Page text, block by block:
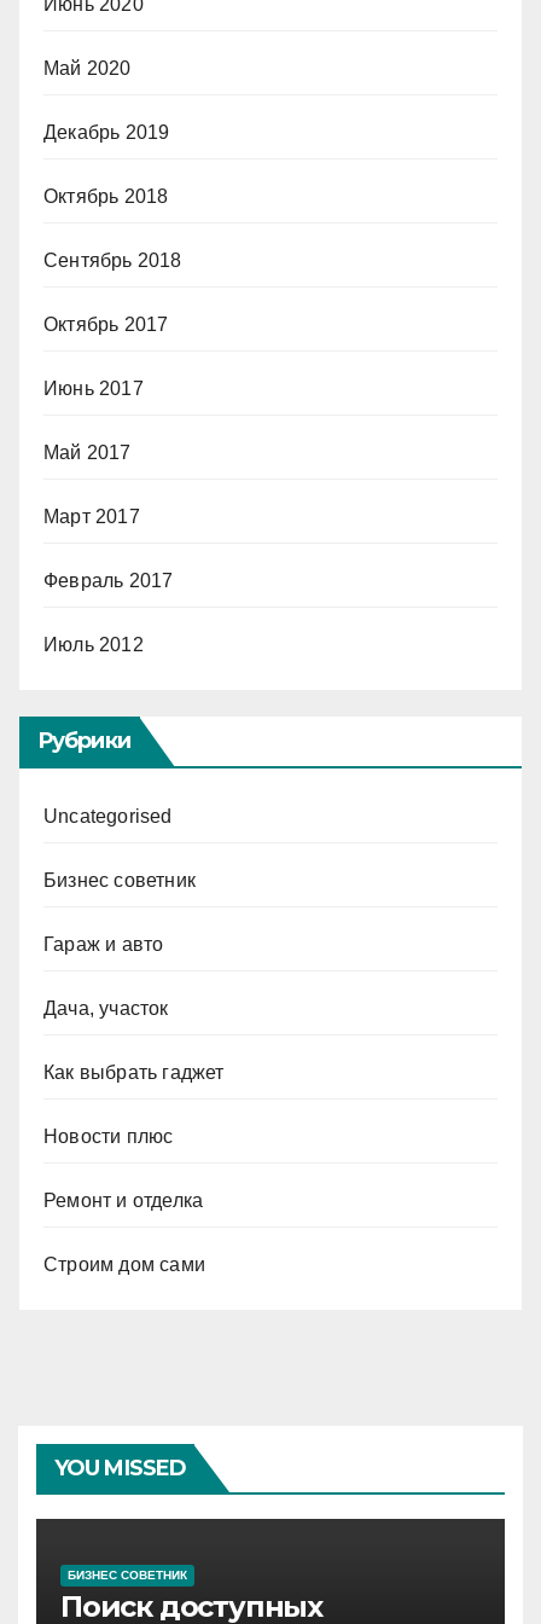
Май 2020
Декабрь 2019
Октябрь 2018
Сентябрь 2018
Октябрь 2017
Июнь 2017
Май 2017
Март 2017
Февраль 2017
Июль 2012
Рубрики
Uncategorised
Бизнес советник
Гараж и авто
Дача, участок
Как выбрать гаджет
Новости плюс
Ремонт и отделка
Строим дом сами
YOU MISSED
БИЗНЕС СОВЕТНИК
Поиск доступных